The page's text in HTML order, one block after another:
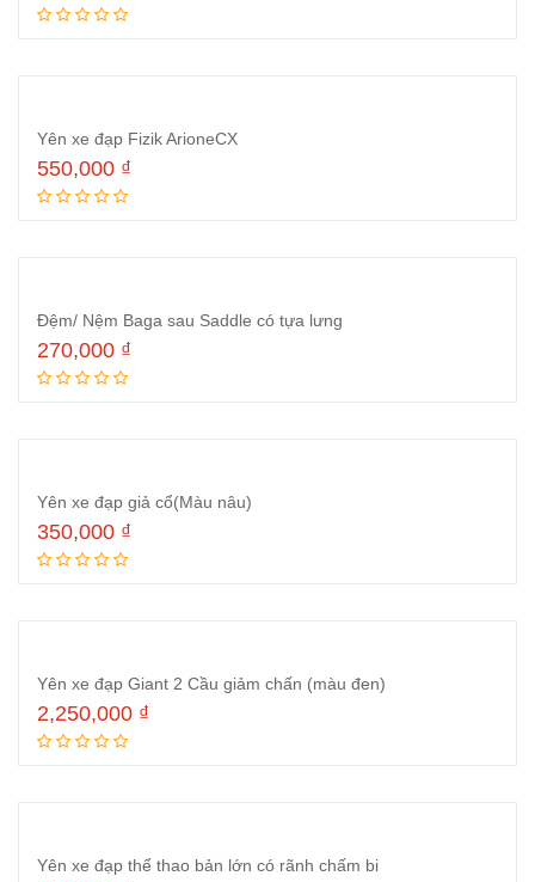
Yên xe đạp Fizik ArioneCX
550,000 ₫
Đệm/ Nệm Baga sau Saddle có tựa lưng
270,000 ₫
Yên xe đạp giả cổ(Màu nâu)
350,000 ₫
Yên xe đạp Giant 2 Cầu giảm chấn (màu đen)
2,250,000 ₫
Yên xe đạp thể thao bản lớn có rãnh chấm bi